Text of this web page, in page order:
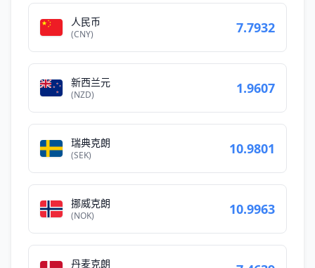
人民币
(CNY) 7.7932
新西兰元
(NZD) 1.9607
瑞典克朗
(SEK) 10.9801
挪威克朗
(NOK) 10.9963
丹麦克朗